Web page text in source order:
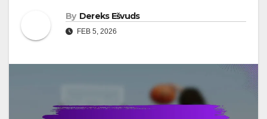
By Dereks Ešvuds
FEB 5, 2026